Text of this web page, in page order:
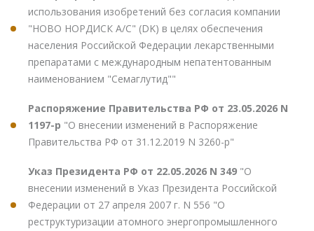
использования изобретений без согласия компании
"НОВО НОРДИСК А/С" (DK) в целях обеспечения
населения Российской Федерации лекарственными
препаратами с международным непатентованным
наименованием "Семаглутид""
Распоряжение Правительства РФ от 23.05.2026 N
1197-р "О внесении изменений в Распоряжение
Правительства РФ от 31.12.2019 N 3260-р"
Указ Президента РФ от 22.05.2026 N 349 "О
внесении изменений в Указ Президента Российской
Федерации от 27 апреля 2007 г. N 556 "О
реструктуризации атомного энергопромышленного